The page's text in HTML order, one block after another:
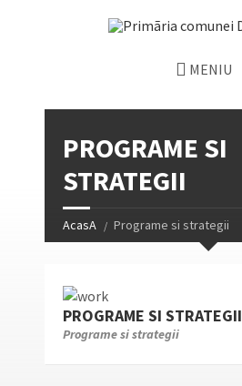
MENIU
PROGRAME SI
STRATEGII
AcasA Programe si strategii
PROGRAME SI STRATEGII
Programe si strategii